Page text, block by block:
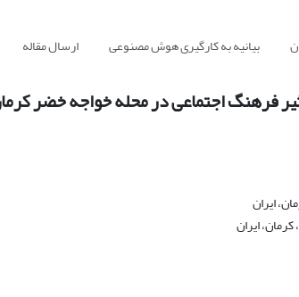
بیانیه به کارگیری هوش مصنوعی ارسال مقاله
اجتماعی در محله خواجه خضر
ایران
ایران